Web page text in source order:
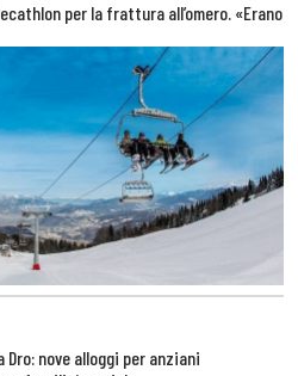
per la frattura all’omero. «Erano
nove alloggi per anziani